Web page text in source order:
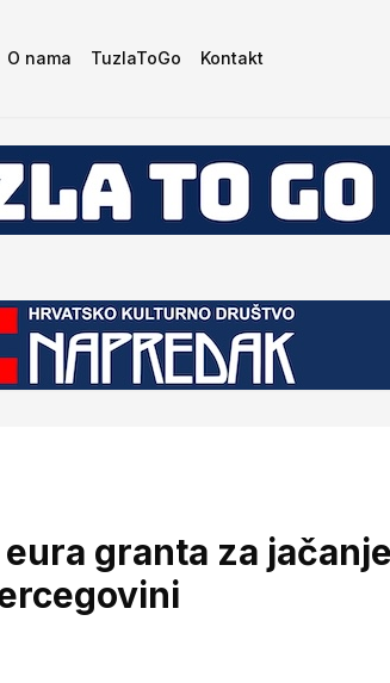
O nama TuzlaToGo Kontakt
granta za